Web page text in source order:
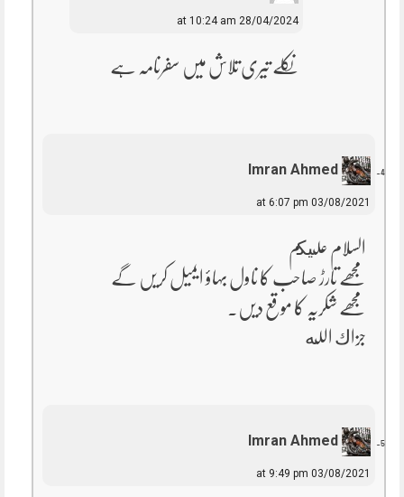
28/04/2024 at 10:24 am
نکلے تیری تلاش میں سفرنامہ ہے
Imran Ahmed
03/08/2021 at 6:07 pm
السلام عليكم
مجھے تارڑ صاحب کا ناول بہاؤ ایمیل کریں گے
مجھے شکریہ کا موقع دیں۔
جزاك الله
Imran Ahmed
03/08/2021 at 9:49 pm